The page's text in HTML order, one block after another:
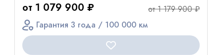
от 1 079 900 ₽
от 1 179 900 ₽
Гарантия 3 года / 100 000 км